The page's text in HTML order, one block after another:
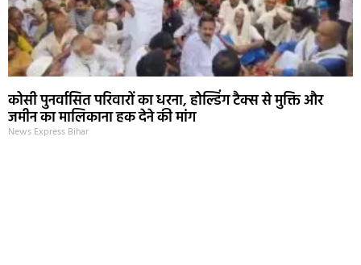
कोसी पुनर्वासित परिवारों का धरना, होल्डिंग टैक्स से मुक्ति और
जमीन का मालिकाना हक देने की मांग
News Express Bihar